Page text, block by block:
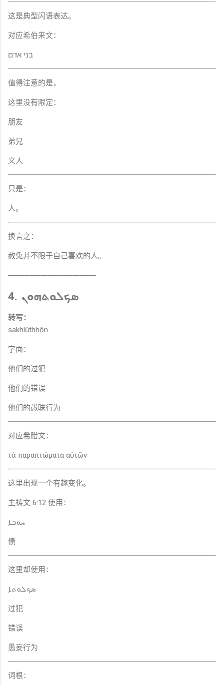
这是典型闪语表达。
对应希伯来文：
בני אדם
值得注意的是，
这里没有限定：
朋友
弟兄
义人
只是：
人。
换言之：
赦免并不限于自己喜欢的人。
────────────────
4. ܣܟܠܘܬܗܘܢ
转写：
sakhlūthhōn
字面：
他们的过犯
他们的错误
他们的愚昧行为
对应希腊文：
τὰ παραπτώματα αὐτῶν
这里出现一个有趣变化。
主祷文 6:12 使用：
ܚܘܒܐ
债
这里却使用：
ܣܟܠܘܬܐ
过犯
错误
愚妄行为
词根：